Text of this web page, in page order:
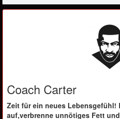
Coach Carter
Zeit für ein neues Lebensgefühl!
auf,verbrenne unnötiges Fett